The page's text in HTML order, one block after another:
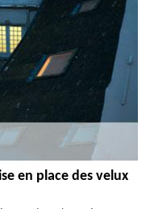
en place des velux